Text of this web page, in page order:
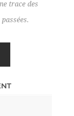
trace des